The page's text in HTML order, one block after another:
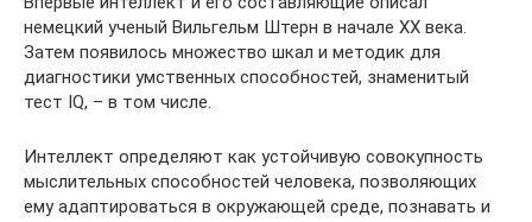
немецкий ученый Вильгельм Штерн в начале XX века.
Затем появилось множество шкал и методик для
диагностики умственных способностей, знаменитый
тест IQ, – в том числе.
Интеллект определяют как устойчивую совокупность
мыслительных способностей человека, позволяющих
ему адаптироваться в окружающей среде, познавать и